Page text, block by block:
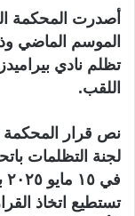
و
ن
ي
أصدرت المحكمة
الموسم الماضي
تظلم نادي
اللقب.
نص قرار المحكمة
لجنة التظلمات
تستطيع اتخاذ